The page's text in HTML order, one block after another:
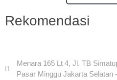
Rekomendasi
Menara 165 Lt 4, Jl. TB
Pasar Minggu Jakarta Selatan